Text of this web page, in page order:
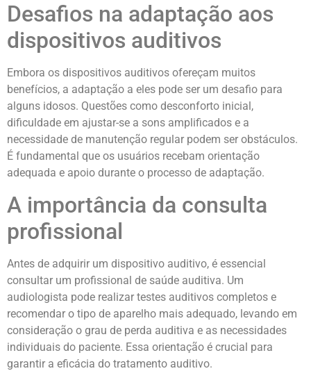
Desafios na adaptação aos
dispositivos auditivos
Embora os dispositivos auditivos ofereçam muitos
benefícios, a adaptação a eles pode ser um desafio para
alguns idosos. Questões como desconforto inicial,
dificuldade em ajustar-se a sons amplificados e a
necessidade de manutenção regular podem ser obstáculos.
É fundamental que os usuários recebam orientação
adequada e apoio durante o processo de adaptação.
A importância da consulta
profissional
Antes de adquirir um dispositivo auditivo, é essencial
consultar um profissional de saúde auditiva. Um
audiologista pode realizar testes auditivos completos e
recomendar o tipo de aparelho mais adequado, levando em
consideração o grau de perda auditiva e as necessidades
individuais do paciente. Essa orientação é crucial para
garantir a eficácia do tratamento auditivo.